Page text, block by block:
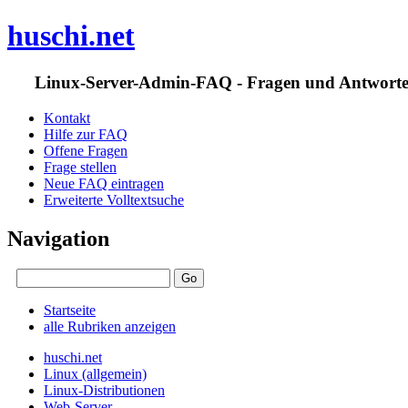
huschi.net
Linux-Server-Admin-FAQ - Fragen und
Kontakt
Hilfe zur FAQ
Offene Fragen
Frage stellen
Neue FAQ eintragen
Erweiterte Volltextsuche
Navigation
Startseite
alle Rubriken anzeigen
huschi.net
Linux (allgemein)
Linux-Distributionen